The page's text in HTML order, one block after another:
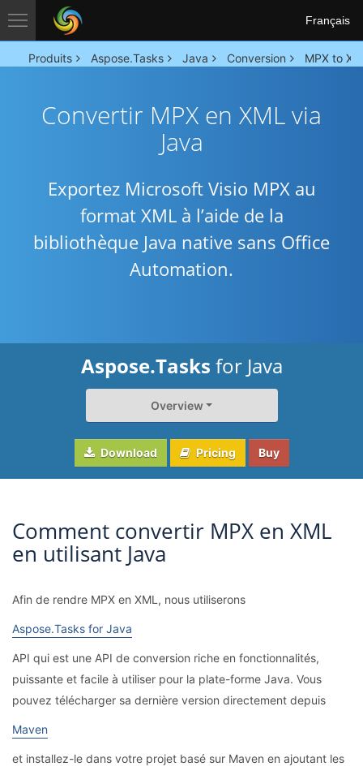
Français
Produits Aspose.Tasks Java Conversion MPX to
Convertir MPX en XML via
Java
Exportez Microsoft Visio MPX au
format XML à l’aide de la
bibliothèque Java native sans Office
Automation.
Aspose.Tasks for Java
Overview
Download Pricing Buy
Comment convertir MPX en XML
en utilisant Java
Afin de rendre MPX en XML, nous utiliserons
Aspose.Tasks for Java
API qui est une API de conversion riche en fonctionnalités,
puissante et facile à utiliser pour la plate-forme Java. Vous
pouvez télécharger sa dernière version directement depuis
Maven
et installez-le dans votre projet basé sur Maven en ajoutant les